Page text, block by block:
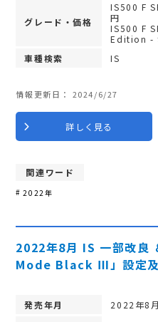
グレード・価格
IS500 F
円
IS500 F
Edition -
車種検索
IS
情報更新日： 2024/6/27
詳しく見る
関連ワード
2022年
2022年8月 IS 一部改良
Mode Black Ⅲ」設定及
発売年月 2022年8月